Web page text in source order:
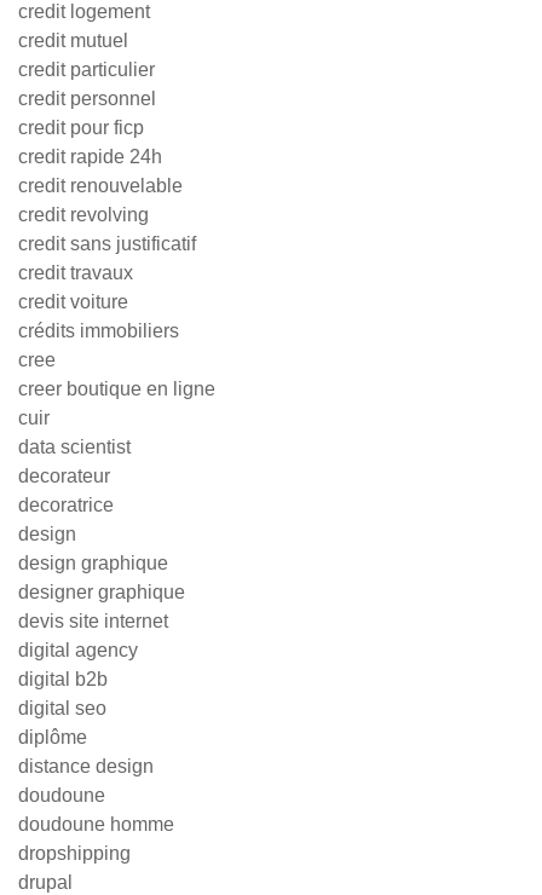
credit logement
credit mutuel
credit particulier
credit personnel
credit pour ficp
credit rapide 24h
credit renouvelable
credit revolving
credit sans justificatif
credit travaux
credit voiture
crédits immobiliers
cree
creer boutique en ligne
cuir
data scientist
decorateur
decoratrice
design
design graphique
designer graphique
devis site internet
digital agency
digital b2b
digital seo
diplôme
distance design
doudoune
doudoune homme
dropshipping
drupal